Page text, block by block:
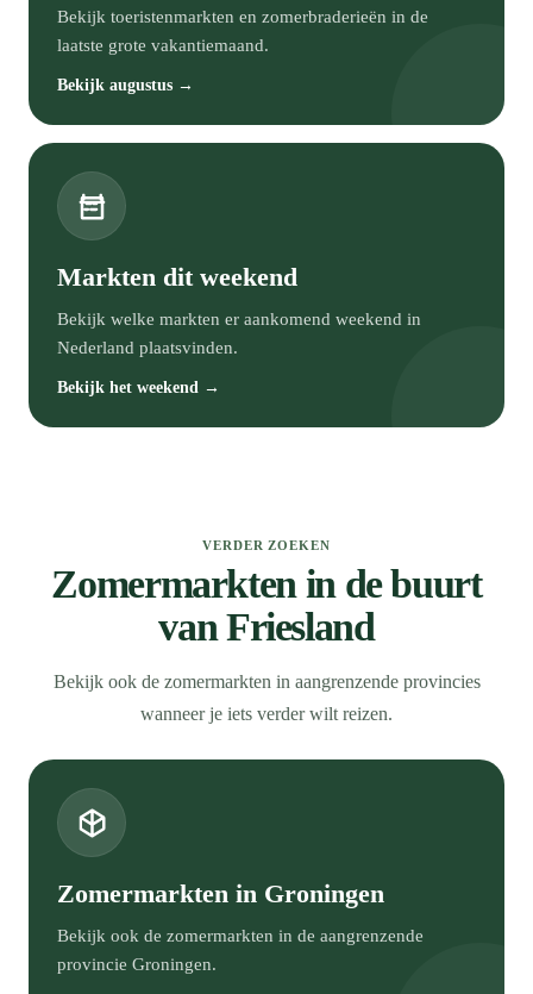
Bekijk toeristenmarkten en zomerbraderieën in de
laatste grote vakantiemaand.
Bekijk augustus →
Markten dit weekend
Bekijk welke markten er aankomend weekend in
Nederland plaatsvinden.
Bekijk het weekend →
VERDER ZOEKEN
Zomermarkten in de buurt
van Friesland
Bekijk ook de zomermarkten in aangrenzende provincies
wanneer je iets verder wilt reizen.
Zomermarkten in Groningen
Bekijk ook de zomermarkten in de aangrenzende
provincie Groningen.